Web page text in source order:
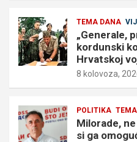
TEMA DANA
„Generale,
kordunski
Hrvatskoj
8 kolovoza,
POLITIKA
Milorade,
si ga